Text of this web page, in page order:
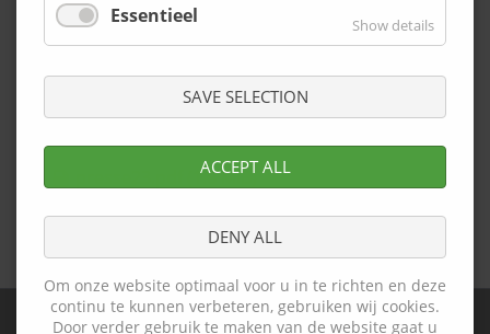
Essentieel Show details
SAVE SELECTION
ACCEPT ALL
DENY ALL
Om onze website optimaal voor u in te richten en deze
continu te kunnen verbeteren, gebruiken wij cookies.
Door verder gebruik te maken van de website gaat u
(1.6 MiB)